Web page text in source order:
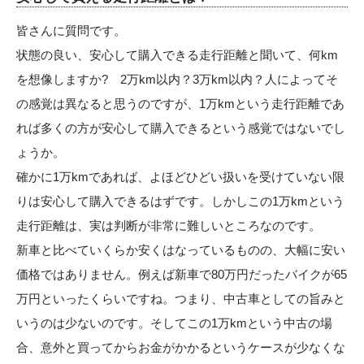
皆さんに質問です。
状態の良い、安心して購入できる走行距離と聞いて、何km
を想像しますか? 2万km以内？3万km以内？人によってそ
の感覚は異なると思うのですが、1万kmという走行距離であ
れば多くの方が安心して購入できるという感覚ではないでし
ょうか。
確かに1万kmであれば、よほどひどい扱いを受けていない限
りは安心して購入できるはずです。しかしこの1万kmという
走行距離は、実は判断が非常に難しいところなのです。
新車と比べていくらか安くはなっているものの、大幅に安い
価格ではありません。例えば新車で80万円だったバイクが65
万円といったくらいですね。つまり、中古車としての旨みと
いうのは少ないのです。そしてこの1万kmという中古の場
合、意外と買ってからお金がかかるというケースが少なくな